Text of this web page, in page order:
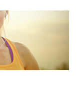
用藥物,另一組則使
結果發現持續使用藥
使用藥物的女性高,
藥物的女性一樣；此
的女性而言,研究人
這樣的病例很低,大約
表示這是很重要的
的使用究竟要持續